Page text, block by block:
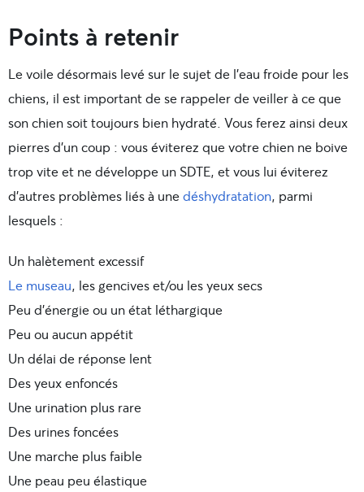
Points à retenir
Le voile désormais levé sur le sujet de l’eau froide pour les
chiens, il est important de se rappeler de veiller à ce que
son chien soit toujours bien hydraté. Vous ferez ainsi deux
pierres d’un coup : vous éviterez que votre chien ne boive
trop vite et ne développe un SDTE, et vous lui éviterez
d’autres problèmes liés à unedéshydratation, parmi
lesquels :
Un halètement excessif
Le museau, les gencives et/ou les yeux secs
Peu d’énergie ou un état léthargique
Peu ou aucun appétit
Un délai de réponse lent
Des yeux enfoncés
Une urination plus rare
Des urines foncées
Une marche plus faible
Une peau peu élastique